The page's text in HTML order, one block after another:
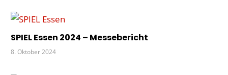
VON
SPIEL Essen 2024 – Messebericht
8. Oktober 2024